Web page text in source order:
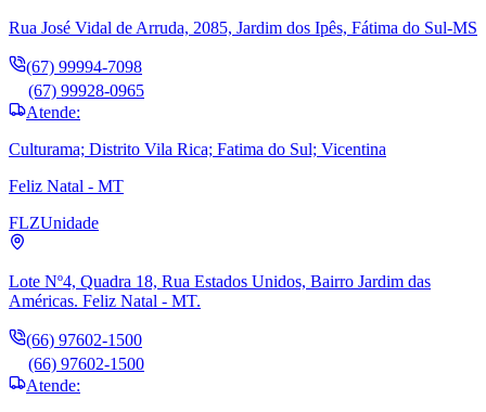
Rua José Vidal de Arruda, 2085, Jardim dos Ipês, Fátima do Sul-MS
(67) 99994-7098
(67) 99928-0965
Atende:
Culturama; Distrito Vila Rica; Fatima do Sul; Vicentina
Feliz Natal - MT
FLZUnidade
Lote Nº4, Quadra 18, Rua Estados Unidos, Bairro Jardim das
Américas. Feliz Natal - MT.
(66) 97602-1500
(66) 97602-1500
Atende: